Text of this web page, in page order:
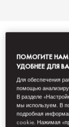
Смотреть все
ПОМОГИТЕ
УДОБНЕЕ ДЛЯ
Для обеспечения
помощью
В разделе
мы используем. В
подробная
cookie. Нажимая